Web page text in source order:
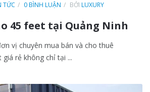
TỨC 0 BÌNH LUẬN BỞI LUXURY
45 feet tại Quảng Ninh
vị chuyên mua bán và cho thuê
rẻ không chỉ tại ...